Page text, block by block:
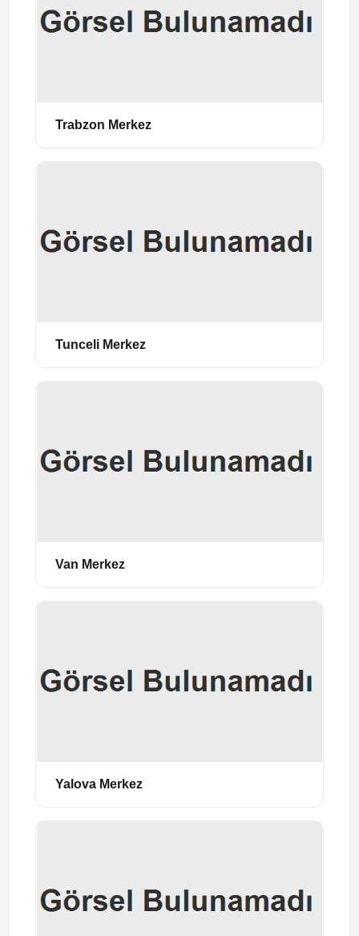
Trabzon Merkez
Tunceli Merkez
Van Merkez
Yalova Merkez